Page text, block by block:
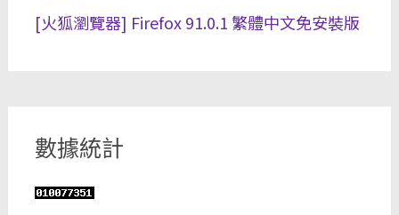
[火狐瀏覽器] Firefox 91.0.1 繁體中文免安裝版
數據統計